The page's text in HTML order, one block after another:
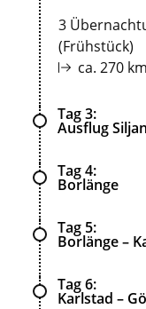
3
(Frühstück)
ca. 270
Tag 3
Ausflug
Tag 4
Borlänge
Tag 5
Borlänge –
Tag 6
Karlstad –